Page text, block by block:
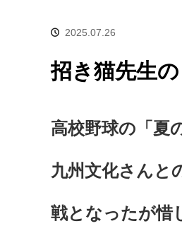
2025.07.26
招き猫先生
高校野球の「夏
九州文化さんと
戦となったが惜